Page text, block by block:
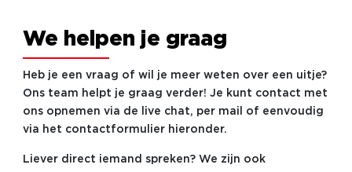
We helpen je graag
Heb je een vraag of wil je meer weten over een uitje?
Ons team helpt je graag verder! Je kunt contact met
ons opnemen via de live chat, per mail of eenvoudig
via het contactformulier hieronder.
Liever direct iemand spreken? We zijn ook